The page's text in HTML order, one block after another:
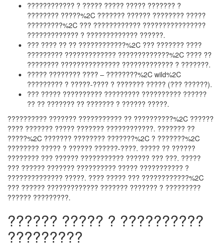
???????????? ? ????? ????? ????? ??????? ?
???????? ?????%2C ??????? ?????? ???????? ?????
?????????%2C ??? ???????????? ????????????????
????????????? ? ????????????? ??????.
??? ???? ?? ?? ????????????%2C ??? ??????? ????
????????? ????????????? ?????????????%2C ???? ??
???????? ??????????????? ????????????? ? ???????.
????? ???????? ???? – ????????%2C wild%2C
????????? ? ?????-???? ? ??????? ????? (??? ??????).
??? ????? ?????????? ????????? ?????????? ??????
?? ?? ??????? ?? ??????? ? ?????? ?????.
?????????? ??????? ??????????? ?? ??????????%2C ??????
???? ??????? ????? ??????? ????????????. ??????? ??
?????%2C ??????? ???????? ???????%2C ? ???????%2C
???????? ????? ? ?????? ??????-????. ????? ?? ??????
???????? ??? ?????? ??????????? ?????? ??? ???. ?????
??? ?????? ??????? ?????????? ????? ??????????? ?
?????????????? ?????. ???? ????? ??? ????????????%2C
??? ?????? ????????????? ??????? ??????? ? ?????????
?????? ?????????.
?????? ????? ? ??????????
?????????